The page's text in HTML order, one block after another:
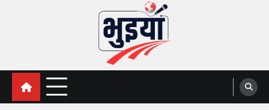
भुइयां, BHUIYAN, CG BHUIYAN
NEWS
BHUIYAN, CG BHUIYAN NEWS, KHASARA,छत्तीसगढ़ भू-